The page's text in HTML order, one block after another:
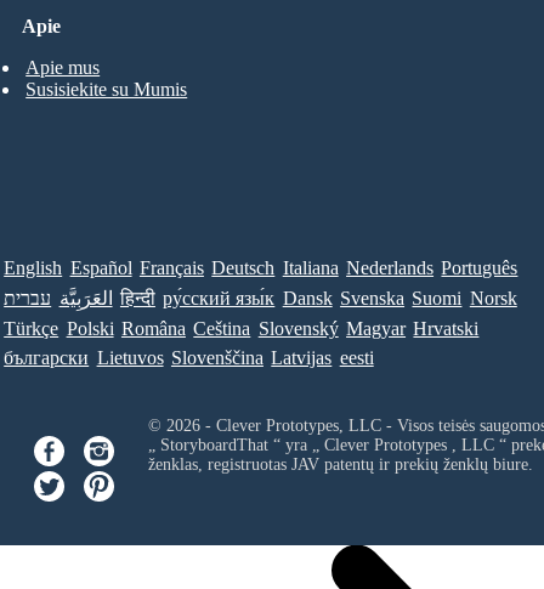
Apie
Apie mus
Susisiekite su Mumis
English Español Français Deutsch Italiana Nederlands Português
עברית العَرَبِيَّة हिन्दी ру́сский язы́к Dansk Svenska Suomi Norsk
Türkçe Polski Româna Ceština Slovenský Magyar Hrvatski
български Lietuvos Slovenščina Latvijas eesti
© 2026 - Clever Prototypes, LLC - Visos teisės
„ StoryboardThat “ yra „ Clever Prototypes , LLC“
ženklas, registruotas JAV patentų ir prekių ženklų biure.